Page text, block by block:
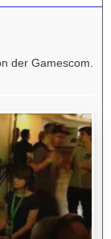
der Gamescom.